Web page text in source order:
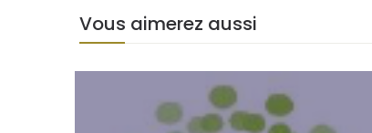
Vous aimerez aussi